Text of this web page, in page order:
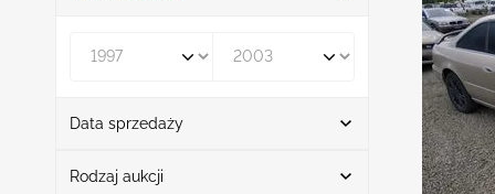
Data sprzedaży
Od
Rodzaj aukcji